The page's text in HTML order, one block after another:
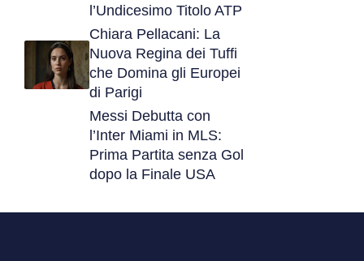
l’Undicesimo Titolo ATP
Chiara Pellacani: La
Nuova Regina dei Tuffi
che Domina gli Europei
di Parigi
Messi Debutta con
l’Inter Miami in MLS:
Prima Partita senza Gol
dopo la Finale USA